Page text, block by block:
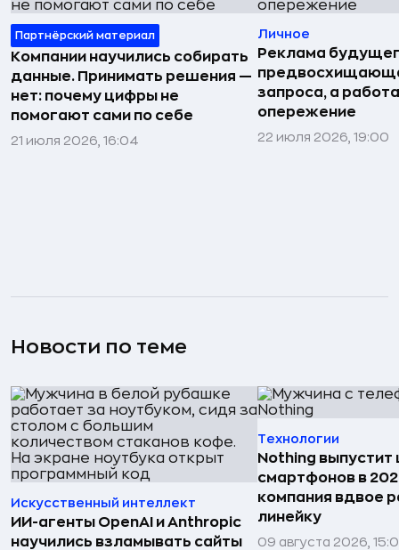
Партнёрский материал
Компании научились собирать
данные. Принимать решения —
нет: почему цифры не
помогают сами по себе
21 июля 2026, 16:04
Личное
Реклама
запроса, а
опережение
22 июля 2026, 19:00
Новости по теме
Искусственный интеллект
ИИ-агенты OpenAI и Anthropic
научились взламывать сайты
Технологии
Nothing выпустит
смартфонов в
компания вдвое
линейку
09 августа 2026,